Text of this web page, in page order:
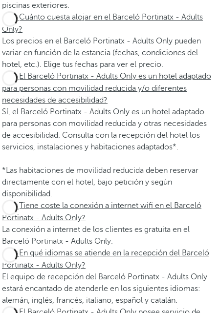
piscinas exteriores.
¿Cuánto cuesta alojar en el Barceló Portinatx - Adults
Only?
Los precios en el Barceló Portinatx - Adults Only pueden
variar en función de la estancia (fechas, condiciones del
hotel, etc.). Elige tus fechas para ver el precio.
¿El Barceló Portinatx - Adults Only es un hotel adaptado
para personas con movilidad reducida y/o diferentes
necesidades de accesibilidad?
Sí, el Barceló Portinatx - Adults Only es un hotel adaptado
para personas con movilidad reducida y otras necesidades
de accesibilidad. Consulta con la recepción del hotel los
servicios, instalaciones y habitaciones adaptados*.
*Las habitaciones de movilidad reducida deben reservar
directamente con el hotel, bajo petición y según
disponibilidad.
¿Tiene coste la conexión a internet wifi en el Barceló
Portinatx - Adults Only?
La conexión a internet de los clientes es gratuita en el
Barceló Portinatx - Adults Only.
¿En qué idiomas se atiende en la recepción del Barceló
Portinatx - Adults Only?
El equipo de recepción del Barceló Portinatx - Adults Only
estará encantado de atenderle en los siguientes idiomas:
alemán, inglés, francés, italiano, español y catalán.